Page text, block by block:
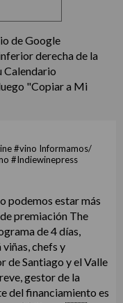
de Google
derecha de la
Calendario
"Copiar a Mi
#vino Informamos/
#Indiewinepress